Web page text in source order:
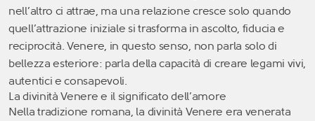
nell’altro ci attrae, ma una relazione cresce solo quando
quell’attrazione iniziale si trasforma in ascolto, fiducia e
reciprocità. Venere, in questo senso, non parla solo di
bellezza esteriore: parla della capacità di creare legami vivi,
autentici e consapevoli.
La divinità Venere e il significato dell’amore
Nella tradizione romana, la divinità Venere era venerata